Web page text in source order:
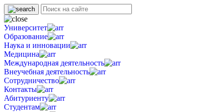
Университет
Образование
Наука и инновации
Медицина
Международная деятельность
Внеучебная деятельность
Сотрудничество
Контакты
Абитуриенту
Студентам